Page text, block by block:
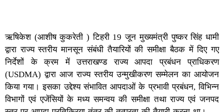
ऋषिकेश (आशीष कुकरेती ) टिहरी 19 जून मुख्यमंत्री पुष्कर सिंह धामी
द्वारा राज्य स्तरीय मानसून संबंधी तैयारियों की समीक्षा बैठक में दिए गए
निर्देशों के क्रम में उत्तराखण्ड राज्य आपदा प्रबंधन प्राधिकरण
(USDMA) द्वारा आज राज्य स्तरीय उन्मुखीकरण सम्मेलन का आयोजन
किया गया। इसका उद्देश्य संभावित आपदाओं के प्रभावी प्रबंधन, विभिन्न
विभागों एवं एजेंसियों के मध्य समन्वय की समीक्षा तथा राज्य एवं जनपद